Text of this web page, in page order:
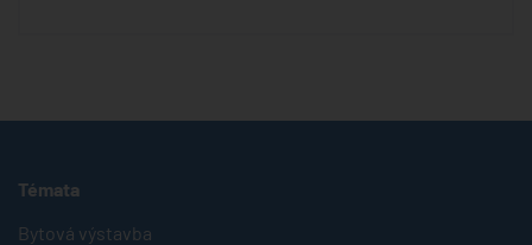
Témata
Bytová výstavba